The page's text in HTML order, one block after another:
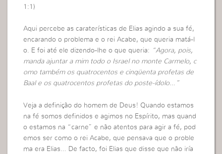
1:1)
Aqui percebe as caraterísticas de Elias agindo a sua fé,
encarando o problema e o rei Acabe, que queria matá-l
o. E foi até ele dizendo-lhe o que queria:
“Agora, pois,
manda ajuntar a mim todo o Israel no monte Carmelo, c
omo também os quatrocentos e cinqüenta profetas de
Baal e os quatrocentos profetas do poste-ídolo…”
Veja a definição do homem de Deus! Quando estamos
na fé somos definidos e agimos no Espírito, mas quand
o estamos na “carne” e não atentos para agir a fé, pod
emos ser como o rei Acabe, que pensava que o proble
ma era Elias… De facto, foi Elias que disse que não iría